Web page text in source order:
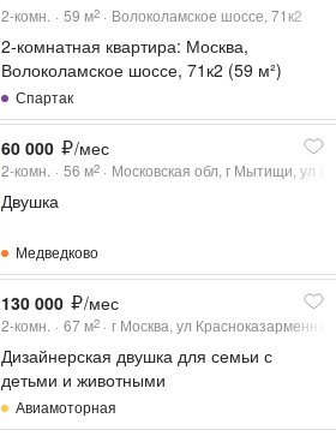
2-комн. 59 м2 Волоколамское шоссе, 71к2
2-комнатная квартира: Москва,
Волоколамское шоссе, 71к2 (59 м²)
Спартак
60 000 /мес
2-комн. 56 м2 Московская обл, г Мытищи, ул
Двушка
Медведково
130 000 /мес
2-комн. 67 м2 г Москва, ул
Дизайнерская двушка для семьи с
детьми и животными
Авиамоторная